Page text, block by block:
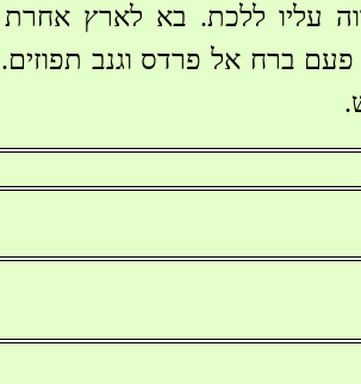
עליו ללכת. בא לארץ
פעם ברח אל פרדס וגנב